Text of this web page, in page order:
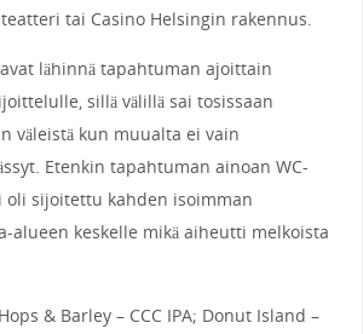
tai Casino Helsingin rakennus.
lähinnä tapahtuman ajoittain
sillä välillä sai tosissaan
väleistä kun muualta ei vain
Etenkin tapahtuman ainoan WC-
oli sijoitettu kahden isoimman
alueen keskelle mikä aiheutti melkoista
& Barley – CCC IPA; Donut Island –